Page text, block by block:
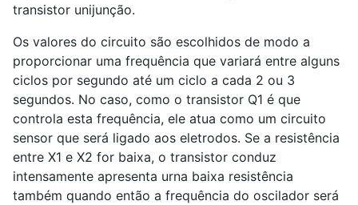
transistor unijunção.
Os valores do circuito são escolhidos de modo a
proporcionar uma frequência que variará entre alguns
ciclos por segundo até um ciclo a cada 2 ou 3
segundos. No caso, como o transistor Q1 é que
controla esta frequência, ele atua como um circuito
sensor que será ligado aos eletrodos. Se a resistência
entre X1 e X2 for baixa, o transistor conduz
intensamente apresenta urna baixa resistência
também quando então a frequência do oscilador será